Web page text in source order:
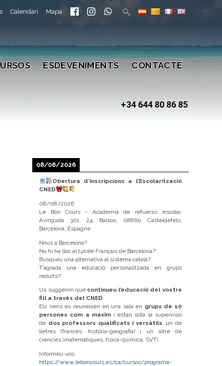
Calendari Mapa
ESDEVENIMENTS CONTACTE
+34 644 80 86 85
08/08/2026
Obertura d’inscripcions a l’Escolarització
CNED
08/08/2026
Le Bon Cours - Academia de refuerzo escolar,
Avinguda 301, 24, Baixos, 08860 Casteldefels,
Barcelona, Espagne
Nous a Barcelona?
No hi ha lloc al Lycée Français de Barcelona?
Busqueu una alternativa al sistema català?
T’agrada una educació personalitzada en grups
reduïts?
Us suggerim que continueu l’educació del vostre
fill a través del CNED.
Els nens es reuneixen en una sala en grups de 10
persones com a màximi estan sota la supervisió
de dos professors qualificats i versàtils: un de
lletres (francès, història-geografia) i un altre de
ciències (matemàtiques, física-química, SVT).
Informeu-vos.
https://www.leboncours.es/ca/cursos/programa-